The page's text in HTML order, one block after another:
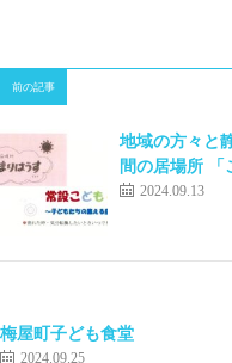
前の記事
地域の方々と
間の居場所 「
2024.09.13
梅屋町子ども食堂
2024.09.25